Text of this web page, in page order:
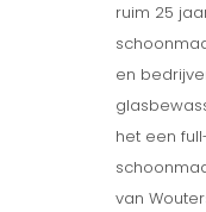
ruim 25
en
het een
van